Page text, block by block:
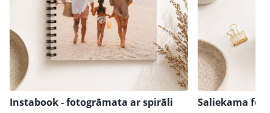
Instabook - fotogrāmata ar spirāli
Saliekama